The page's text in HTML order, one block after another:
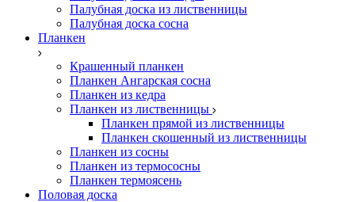
Палубная доска из лиственницы
Палубная доска сосна
Планкен
Крашенный планкен
Планкен Ангарская сосна
Планкен из кедра
Планкен из лиственницы
Планкен прямой из лиственницы
Планкен скошенный из лиственницы
Планкен из сосны
Планкен из термососны
Планкен термоясень
Половая доска